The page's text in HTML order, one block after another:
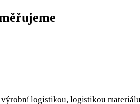
logistikou, logistikou